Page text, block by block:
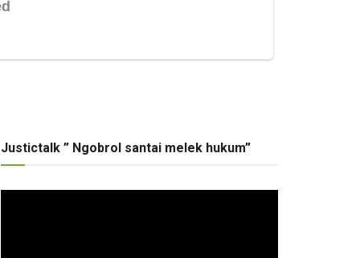
Justictalk ” Ngobrol santai melek hukum”